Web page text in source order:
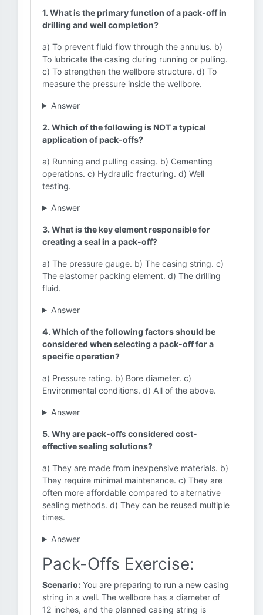
1. What is the primary function of a pack-off in
drilling and well completion?
a) To prevent fluid flow through the annulus. b)
To lubricate the casing during running or pulling.
c) To strengthen the wellbore structure. d) To
measure the pressure inside the wellbore.
Answer
2. Which of the following is NOT a typical
application of pack-offs?
a) Running and pulling casing. b) Cementing
operations. c) Hydraulic fracturing. d) Well
testing.
Answer
3. What is the key element responsible for
creating a seal in a pack-off?
a) The pressure gauge. b) The casing string. c)
The elastomer packing element. d) The drilling
fluid.
Answer
4. Which of the following factors should be
considered when selecting a pack-off for a
specific operation?
a) Pressure rating. b) Bore diameter. c)
Environmental conditions. d) All of the above.
Answer
5. Why are pack-offs considered cost-
effective sealing solutions?
a) They are made from inexpensive materials. b)
They require minimal maintenance. c) They are
often more affordable compared to alternative
sealing methods. d) They can be reused multiple
times.
Answer
Pack-Offs Exercise:
Scenario: You are preparing to run a new casing
string in a well. The wellbore has a diameter of
12 inches, and the planned casing string is